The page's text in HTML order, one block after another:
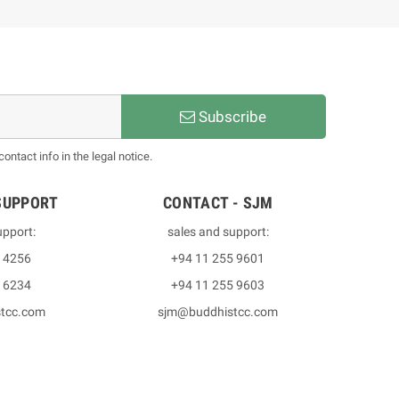
Subscribe
info in the legal notice.
4256
6234
CONTACT - SJM
sales and support:
+94 11 255 9601
+94 11 255 9603
sjm@buddhistcc.com